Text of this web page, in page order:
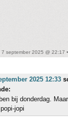
7 september 2025 @ 22:17
2025 12:33
bij donderdag.
jopi